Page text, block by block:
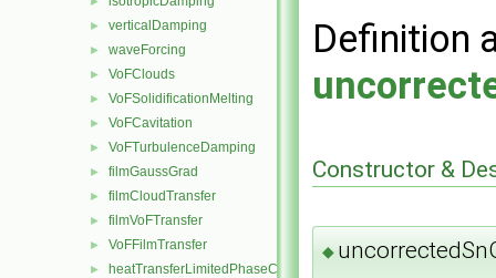
► verticalDamping
► waveForcing
► VoFClouds
► VoFSolidificationMelting
► VoFCavitation
► VoFTurbulenceDamping
► filmGaussGrad
► filmCloudTransfer
► filmVoFTransfer
► VoFFilmTransfer
► heatTransferLimitedPhaseChange
Definition
Constructor &
◆